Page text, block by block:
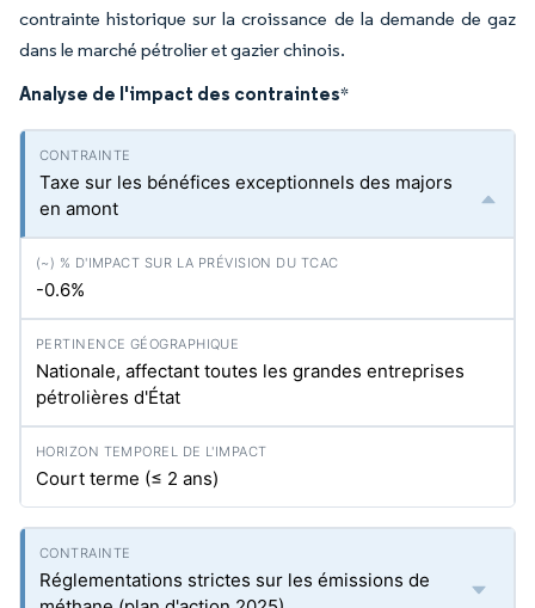
contrainte historique sur la croissance de la demande de gaz
dans le marché pétrolier et gazier chinois.
Analyse de l'impact des contraintes*
Taxe sur les bénéfices exceptionnels des majors
en amont
-0.6%
Nationale, affectant toutes les grandes entreprises
pétrolières d'État
Court terme (≤ 2 ans)
Réglementations strictes sur les émissions de